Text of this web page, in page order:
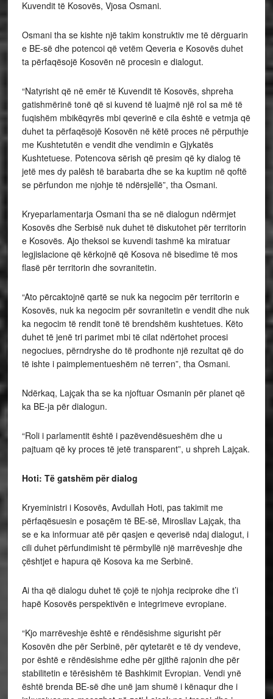
Kuvendit të Kosovës, Vjosa Osmani.
Osmani tha se kishte një takim konstruktiv me të dërguarin
e BE-së dhe potencoi që vetëm Qeveria e Kosovës duhet
ta përfaqësojë Kosovën në procesin e dialogut.
“Natyrisht që në emër të Kuvendit të Kosovës, shpreha
gatishmërinë tonë që si kuvend të luajmë një rol sa më të
fuqishëm mbikëqyrës mbi qeverinë e cila është e vetmja që
duhet ta përfaqësojë Kosovën në këtë proces në përputhje
me Kushtetutën e vendit dhe vendimin e Gjykatës
Kushtetuese. Potencova sërish që presim që ky dialog të
jetë mes dy palësh të barabarta dhe se ka kuptim në qoftë
se përfundon me njohje të ndërsjellë”, tha Osmani.
Kryeparlamentarja Osmani tha se në dialogun ndërmjet
Kosovës dhe Serbisë nuk duhet të diskutohet për territorin
e Kosovës. Ajo theksoi se kuvendi tashmë ka miratuar
legjislacione që kërkojnë që Kosova në bisedime të mos
flasë për territorin dhe sovranitetin.
“Ato përcaktojnë qartë se nuk ka negocim për territorin e
Kosovës, nuk ka negocim për sovranitetin e vendit dhe nuk
ka negocim të rendit tonë të brendshëm kushtetues. Këto
duhet të jenë tri parimet mbi të cilat ndërtohet procesi
negociues, përndryshe do të prodhonte një rezultat që do
të ishte i paimplementueshëm në terren”, tha Osmani.
Ndërkaq, Lajçak tha se ka njoftuar Osmanin për planet që
ka BE-ja për dialogun.
“Roli i parlamentit është i pazëvendësueshëm dhe u
pajtuam që ky proces të jetë transparent”, u shpreh Lajçak.
Hoti: Të gatshëm për dialog
Kryeministri i Kosovës, Avdullah Hoti, pas takimit me
përfaqësuesin e posaçëm të BE-së, Mirosllav Lajçak, tha
se e ka informuar atë për qasjen e qeverisë ndaj dialogut, i
cili duhet përfundimisht të përmbyllë një marrëveshje dhe
çështjet e hapura që Kosova ka me Serbinë.
Ai tha që dialogu duhet të çojë te njohja reciproke dhe t’i
hapë Kosovës perspektivën e integrimeve evropiane.
“Kjo marrëveshje është e rëndësishme sigurisht për
Kosovën dhe për Serbinë, për qytetarët e të dy vendeve,
por është e rëndësishme edhe për gjithë rajonin dhe për
stabilitetin e tërësishëm të Bashkimit Evropian. Vendi ynë
është brenda BE-së dhe unë jam shumë i kënaqur dhe i